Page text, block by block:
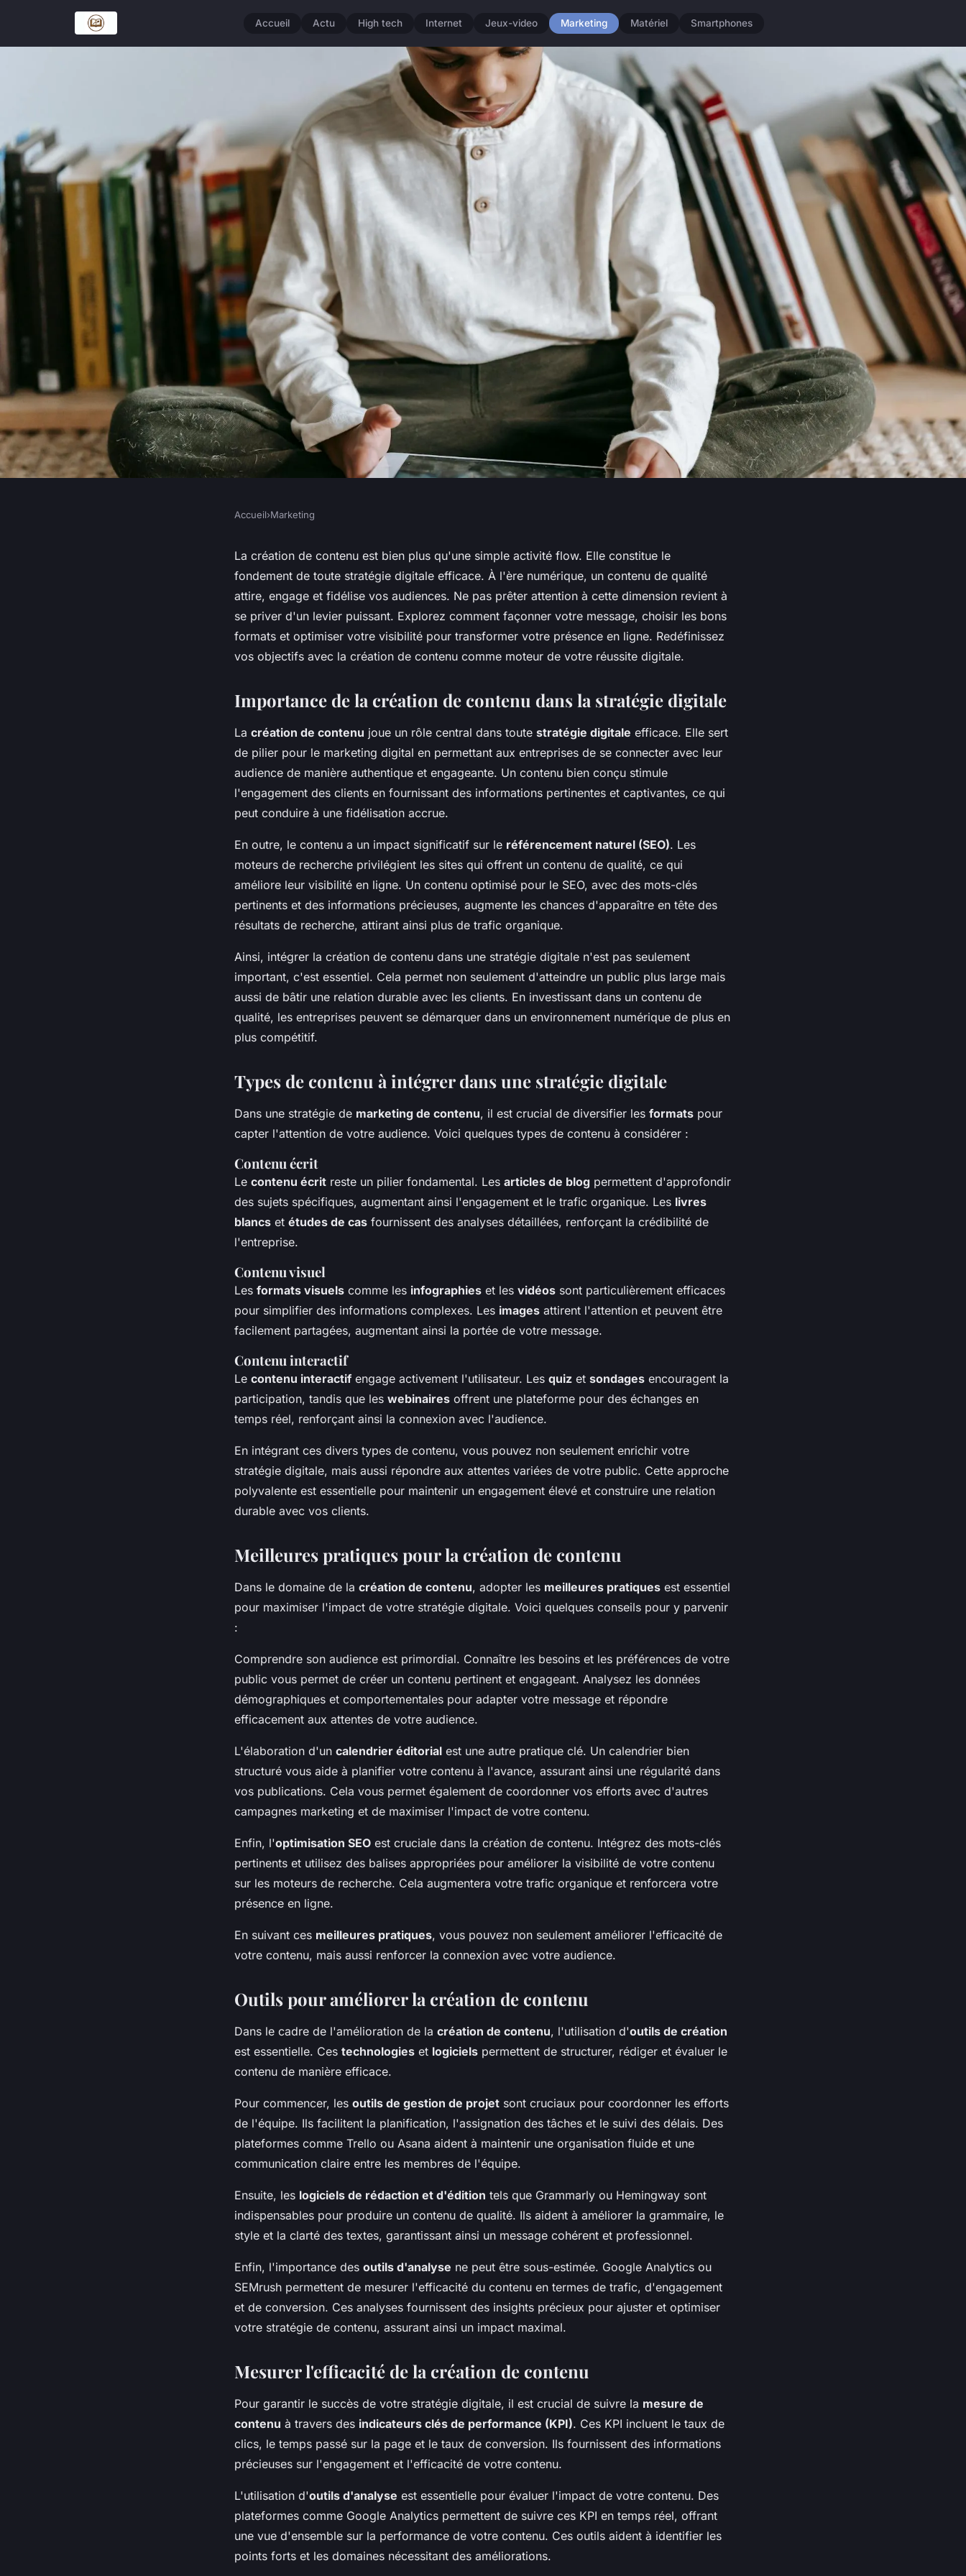
Accueil Actu High tech Internet Jeux-video Marketing Matériel Smartphones
Création de contenu : pilier de la
stratégie digitale
Accueil›Marketing
La création de contenu est bien plus qu'une simple activité flow. Elle constitue le
fondement de toute stratégie digitale efficace. À l'ère numérique, un contenu de qualité
attire, engage et fidélise vos audiences. Ne pas prêter attention à cette dimension revient à
se priver d'un levier puissant. Explorez comment façonner votre message, choisir les bons
formats et optimiser votre visibilité pour transformer votre présence en ligne. Redéfinissez
vos objectifs avec la création de contenu comme moteur de votre réussite digitale.
Importance de la création de contenu dans la stratégie digitale
La création de contenu joue un rôle central dans toute stratégie digitale efficace. Elle sert
de pilier pour le marketing digital en permettant aux entreprises de se connecter avec leur
audience de manière authentique et engageante. Un contenu bien conçu stimule
l'engagement des clients en fournissant des informations pertinentes et captivantes, ce qui
peut conduire à une fidélisation accrue.
En outre, le contenu a un impact significatif sur le référencement naturel (SEO). Les
moteurs de recherche privilégient les sites qui offrent un contenu de qualité, ce qui
améliore leur visibilité en ligne. Un contenu optimisé pour le SEO, avec des mots-clés
pertinents et des informations précieuses, augmente les chances d'apparaître en tête des
résultats de recherche, attirant ainsi plus de trafic organique.
Ainsi, intégrer la création de contenu dans une stratégie digitale n'est pas seulement
important, c'est essentiel. Cela permet non seulement d'atteindre un public plus large mais
aussi de bâtir une relation durable avec les clients. En investissant dans un contenu de
qualité, les entreprises peuvent se démarquer dans un environnement numérique de plus en
plus compétitif.
Types de contenu à intégrer dans une stratégie digitale
Dans une stratégie de marketing de contenu, il est crucial de diversifier les formats pour
capter l'attention de votre audience. Voici quelques types de contenu à considérer :
Contenu écrit
Le contenu écrit reste un pilier fondamental. Les articles de blog permettent d'approfondir
des sujets spécifiques, augmentant ainsi l'engagement et le trafic organique. Les livres
blancs et études de cas fournissent des analyses détaillées, renforçant la crédibilité de
l'entreprise.
Contenu visuel
Les formats visuels comme les infographies et les vidéos sont particulièrement efficaces
pour simplifier des informations complexes. Les images attirent l'attention et peuvent être
facilement partagées, augmentant ainsi la portée de votre message.
Contenu interactif
Le contenu interactif engage activement l'utilisateur. Les quiz et sondages encouragent la
participation, tandis que les webinaires offrent une plateforme pour des échanges en
temps réel, renforçant ainsi la connexion avec l'audience.
En intégrant ces divers types de contenu, vous pouvez non seulement enrichir votre
stratégie digitale, mais aussi répondre aux attentes variées de votre public. Cette approche
polyvalente est essentielle pour maintenir un engagement élevé et construire une relation
durable avec vos clients.
Meilleures pratiques pour la création de contenu
Dans le domaine de la création de contenu, adopter les meilleures pratiques est essentiel
pour maximiser l'impact de votre stratégie digitale. Voici quelques conseils pour y parvenir
:
Comprendre son audience est primordial. Connaître les besoins et les préférences de votre
public vous permet de créer un contenu pertinent et engageant. Analysez les données
démographiques et comportementales pour adapter votre message et répondre
efficacement aux attentes de votre audience.
L'élaboration d'un calendrier éditorial est une autre pratique clé. Un calendrier bien
structuré vous aide à planifier votre contenu à l'avance, assurant ainsi une régularité dans
vos publications. Cela vous permet également de coordonner vos efforts avec d'autres
campagnes marketing et de maximiser l'impact de votre contenu.
Enfin, l'optimisation SEO est cruciale dans la création de contenu. Intégrez des mots-clés
pertinents et utilisez des balises appropriées pour améliorer la visibilité de votre contenu
sur les moteurs de recherche. Cela augmentera votre trafic organique et renforcera votre
présence en ligne.
En suivant ces meilleures pratiques, vous pouvez non seulement améliorer l'efficacité de
votre contenu, mais aussi renforcer la connexion avec votre audience.
Outils pour améliorer la création de contenu
Dans le cadre de l'amélioration de la création de contenu, l'utilisation d'outils de création
est essentielle. Ces technologies et logiciels permettent de structurer, rédiger et évaluer le
contenu de manière efficace.
Pour commencer, les outils de gestion de projet sont cruciaux pour coordonner les efforts
de l'équipe. Ils facilitent la planification, l'assignation des tâches et le suivi des délais. Des
plateformes comme Trello ou Asana aident à maintenir une organisation fluide et une
communication claire entre les membres de l'équipe.
Ensuite, les logiciels de rédaction et d'édition tels que Grammarly ou Hemingway sont
indispensables pour produire un contenu de qualité. Ils aident à améliorer la grammaire, le
style et la clarté des textes, garantissant ainsi un message cohérent et professionnel.
Enfin, l'importance des outils d'analyse ne peut être sous-estimée. Google Analytics ou
SEMrush permettent de mesurer l'efficacité du contenu en termes de trafic, d'engagement
et de conversion. Ces analyses fournissent des insights précieux pour ajuster et optimiser
votre stratégie de contenu, assurant ainsi un impact maximal.
Mesurer l'efficacité de la création de contenu
Pour garantir le succès de votre stratégie digitale, il est crucial de suivre la mesure de
contenu à travers des indicateurs clés de performance (KPI). Ces KPI incluent le taux de
clics, le temps passé sur la page et le taux de conversion. Ils fournissent des informations
précieuses sur l'engagement et l'efficacité de votre contenu.
L'utilisation d'outils d'analyse est essentielle pour évaluer l'impact de votre contenu. Des
plateformes comme Google Analytics permettent de suivre ces KPI en temps réel, offrant
une vue d'ensemble sur la performance de votre contenu. Ces outils aident à identifier les
points forts et les domaines nécessitant des améliorations.